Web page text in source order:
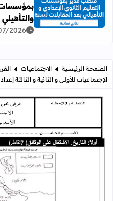
اقرأ المزيد عن
بمؤسسات
والتأهيلي
2026
الصفحة الرئيسية الاجتماعيات
الإجتماعيات للأولى و الثانية و الثالثة